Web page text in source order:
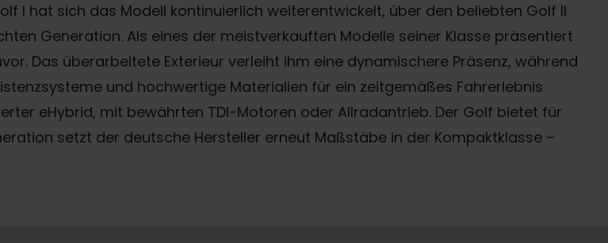
I hat sich das Modell kontinuierlich weiterentwickelt, über den beliebten Golf II
Generation. Als eines der meistverkauften Modelle seiner Klasse präsentiert
Das überarbeitete Exterieur verleiht ihm eine dynamischere Präsenz, während
und hochwertige Materialien für ein zeitgemäßes Fahrerlebnis
eHybrid, mit bewährten TDI-Motoren oder Allradantrieb. Der Golf bietet für
setzt der deutsche Hersteller erneut Maßstäbe in der Kompaktklasse –